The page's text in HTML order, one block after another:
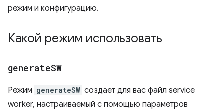
режим и конфигурацию.
Какой режим использовать
generateSW
Режим generateSW создает для вас файл service
worker, настраиваемый с помощью параметров